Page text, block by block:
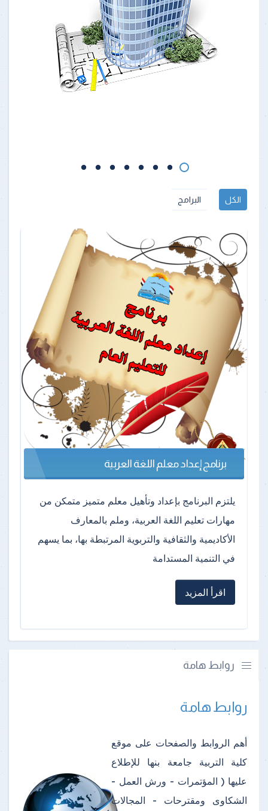
الكل البرامج
برنامج إعداد معلم اللغة العربية
يلتزم البرنامج بإعداد وتأهيل معلم متميز متمكن من
مهارات تعليم اللغة العربية، وملم بالمعارف
الأكاديمية والثقافية والتربوية المرتبطة بها، بما يسهم
في التنمية المستدامة
اقرأ المزيد
روابط هامة
روابط هامة
أهم الروابط والصفحات على موقع
كلية التربية جامعة بنها للإطلاع
عليها ( المؤتمرات - ورش العمل -
الشكاوى ومقترحات - المجالات